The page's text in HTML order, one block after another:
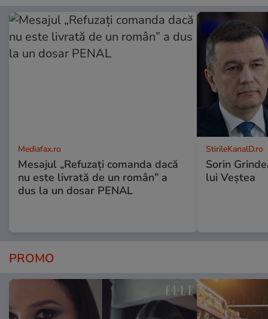
Mediafax.ro
Mesajul „Refuzați comanda dacă
nu este livrată de un român” a
dus la un dosar PENAL
StirileKanalD.ro
Sorin
lui Veștea
PROMO